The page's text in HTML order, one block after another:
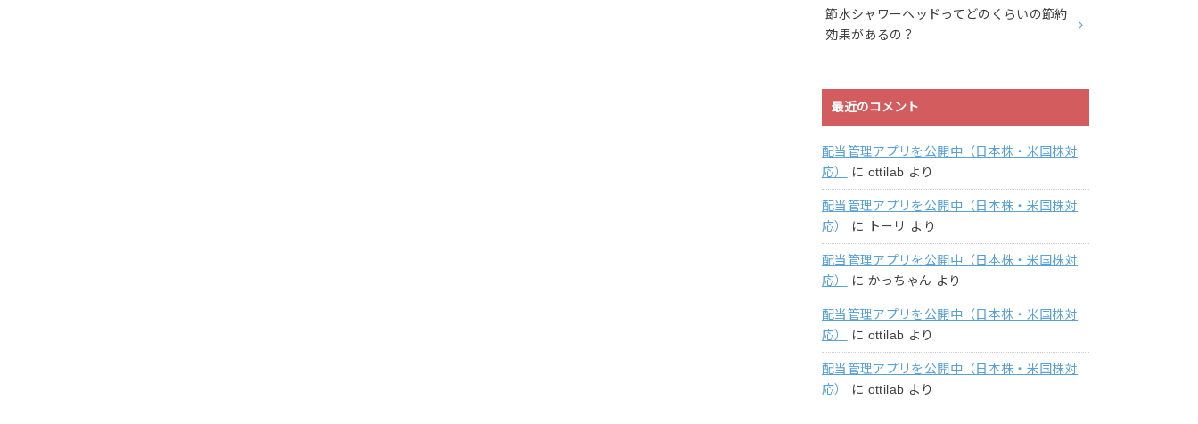
節水シャワーヘッドってどのくらいの節約
効果があるの？
最近のコメント
配当管理アプリを公開中（日本株・米国株対
応）
に ottilab より
配当管理アプリを公開中（日本株・米国株対
応）
に トーリ より
配当管理アプリを公開中（日本株・米国株対
応）
に かっちゃん より
配当管理アプリを公開中（日本株・米国株対
応）
に ottilab より
配当管理アプリを公開中（日本株・米国株対
応）
に ottilab より